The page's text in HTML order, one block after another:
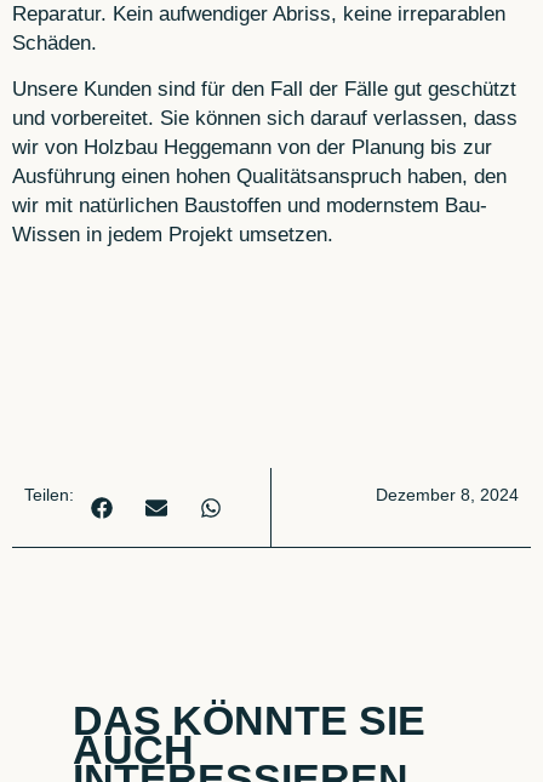
Reparatur. Kein aufwendiger Abriss, keine irreparablen
Schäden.
Unsere Kunden sind für den Fall der Fälle gut geschützt
und vorbereitet. Sie können sich darauf verlassen, dass
wir von Holzbau Heggemann von der Planung bis zur
Ausführung einen hohen Qualitätsanspruch haben, den
wir mit natürlichen Baustoffen und modernstem Bau-
Wissen in jedem Projekt umsetzen.
Teilen: Dezember 8, 2024
DAS KÖNNTE SIE
AUCH